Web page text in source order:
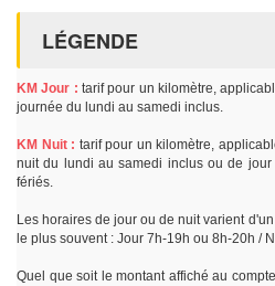
LÉGENDE
KM Jour : tarif pour un kilomètre,
journée du lundi au samedi inclus.
KM Nuit : tarif pour un kilomètre,
nuit du lundi au samedi inclus ou de
fériés.
Les horaires de jour ou de nuit varient
le plus souvent : Jour 7h-19h ou 8h-20h /
Quel que soit le montant affiché au